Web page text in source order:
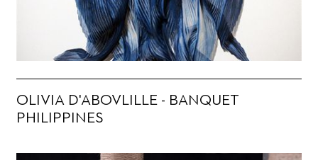
OLIVIA D'ABOVLILLE - BANQUET
PHILIPPINES